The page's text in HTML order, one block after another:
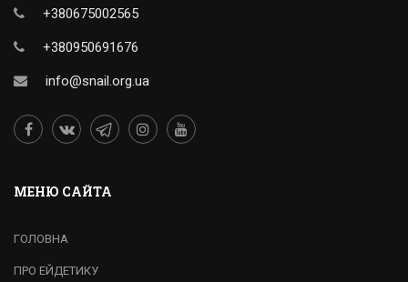
+380675002565
+380950691676
info@snail.org.ua
МЕНЮ САЙТА
ГОЛОВНА
ПРО ЕЙДЕТИКУ